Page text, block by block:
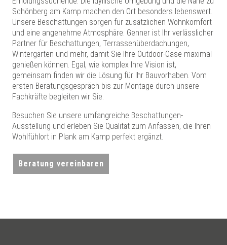
Schönberg am Kamp machen den Ort besonders lebenswert.
Unsere Beschattungen sorgen für zusätzlichen Wohnkomfort
und eine angenehme Atmosphäre. Genner ist Ihr verlässlicher
Partner für Beschattungen, Terrassenüberdachungen,
Wintergärten und mehr, damit Sie Ihre Outdoor-Oase maximal
genießen können. Egal, wie komplex Ihre Vision ist,
gemeinsam finden wir die Lösung für Ihr Bauvorhaben. Vom
ersten Beratungsgespräch bis zur Montage durch unsere
Fachkräfte begleiten wir Sie.
Besuchen Sie unsere umfangreiche Beschattungen-
Ausstellung und erleben Sie Qualität zum Anfassen, die Ihren
Wohlfühlort in Plank am Kamp perfekt ergänzt.
Beratung vereinbaren